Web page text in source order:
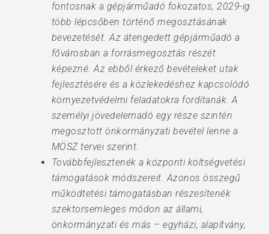
fontosnak a gépjárműadó fokozatos, 2029-ig
több lépcsőben történő megosztásának
bevezetését. Az átengedett gépjárműadó a
fővárosban a forrásmegosztás részét
képezné. Az ebből érkező bevételeket utak
fejlesztésére és a közlekedéshez kapcsolódó
környezetvédelmi feladatokra fordítanák. A
személyi jövedelemadó egy része szintén
megosztott önkormányzati bevétel lenne a
MÖSZ tervei szerint.
Továbbfejlesztenék a központi költségvetési
támogatások módszereit. Azonos összegű
működtetési támogatásban részesítenék
szektorsemleges módon az állami,
önkormányzati és más – egyházi, alapítvány,